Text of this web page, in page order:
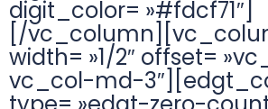
digit_color= »#fdcf71″]
[/
width= »1/2″ offset=
vc_col-md-